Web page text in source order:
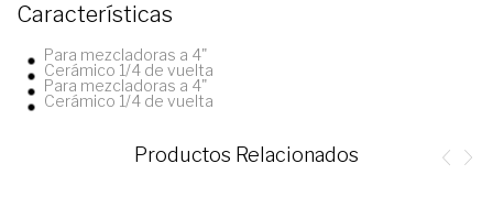
Características
Para mezcladoras a 4"
Cerámico 1/4 de vuelta
Para mezcladoras a 4"
Cerámico 1/4 de vuelta
Productos Relacionados